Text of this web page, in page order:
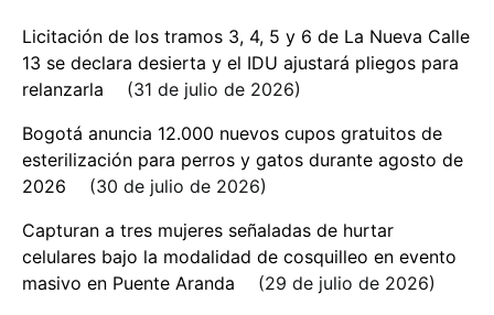
Licitación de los tramos 3, 4, 5 y 6 de La Nueva Calle
13 se declara desierta y el IDU ajustará pliegos para
relanzarla
31 de julio de 2026
Bogotá anuncia 12.000 nuevos cupos gratuitos de
esterilización para perros y gatos durante agosto de
2026
30 de julio de 2026
Capturan a tres mujeres señaladas de hurtar
celulares bajo la modalidad de cosquilleo en evento
masivo en Puente Aranda
29 de julio de 2026